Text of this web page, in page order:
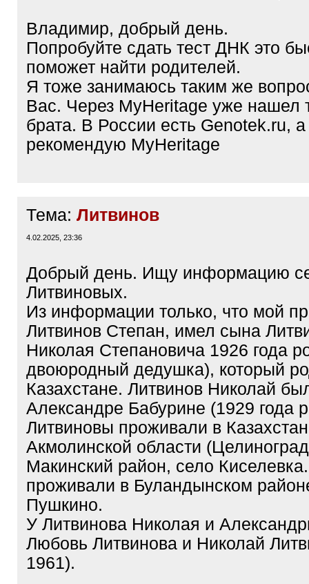
Владимир, добрый день.
Попробуйте сдать тест ДНК это
поможет найти родителей.
Я тоже занимаюсь таким же
Вас. Через MyHeritage уже нашел
брата. В России есть Genotek.ru, а
рекомендую MyHeritage
Тема: Литвинов
4.02.2025, 23:36
Добрый день. Ищу информацию
Литвиновых.
Из информации только, что мой
Литвинов Степан, имел сына
Николая Степановича 1926 года
двоюродный дедушка), который
Казахстане. Литвинов Николай
Александре Бабурине (1929 года
Литвиновы проживали в
Акмолинской области
Макинский район, село
проживали в Буландынском
Пушкино.
У Литвинова Николая и
Любовь Литвинова и Николай
1961).